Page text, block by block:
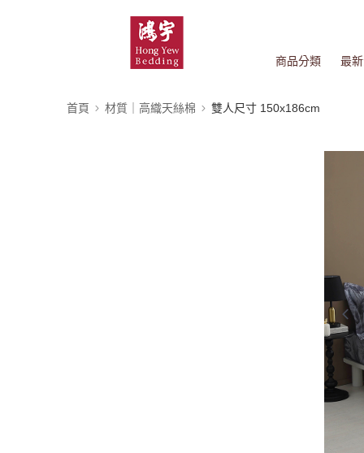
商品分類 最
首頁 材質｜高織天絲棉 雙人尺寸 150x186cm